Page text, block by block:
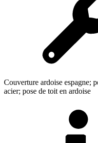
Couverture ardoise espagne;
acier; pose de toit en ardoise